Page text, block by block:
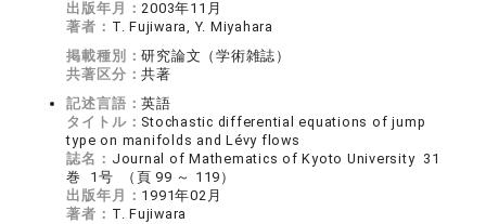
出版年月：2003年11月
著者： T. Fujiwara, Y. Miyahara
掲載種別：研究論文（学術雑誌）
共著区分：共著
記述言語：英語
タイトル： Stochastic differential equations of jump
type on manifolds and Lévy flows
誌名： Journal of Mathematics of Kyoto University 31
巻 1号 （頁 99 ～ 119）
出版年月： 1991年02月
著者： T. Fujiwara